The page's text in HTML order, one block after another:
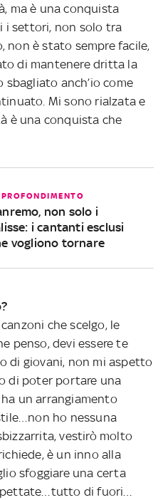
ma è una conquista
i settori, non solo tra
non è stato sempre facile,
di mantenere dritta la
sbagliato anch’io come
Mi sono rialzata e
è una conquista che
non solo i
i cantanti esclusi
vogliono tornare
che scelgo, le
penso, devi essere te
di giovani, non mi aspetto
di poter portare una
un arrangiamento
ho nessuna
vestirò molto
è un inno alla
sfoggiare una certa
di fuori…